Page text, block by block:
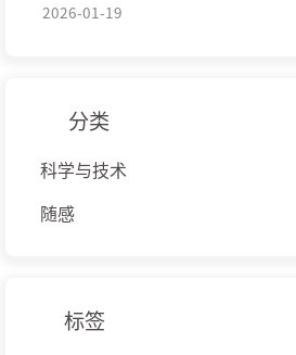
2026-01-19
分类
科学与技术
随感
标签